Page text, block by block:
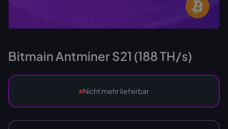
Bitmain Antminer S21 (188 TH/s)
Nicht mehr lieferbar